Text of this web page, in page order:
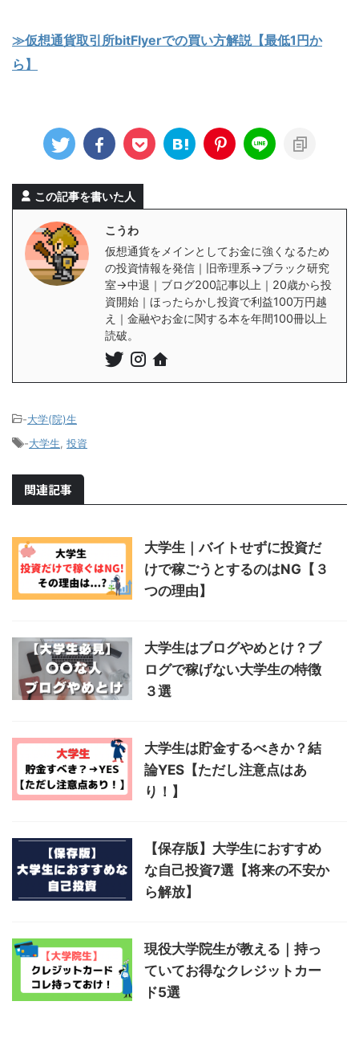
≫仮想通貨取引所bitFlyerでの買い方解説【最低1円か
ら】
この記事を書いた人
こうわ
仮想通貨をメインとしてお金に強くなるため
の投資情報を発信｜旧帝理系→ブラック研究
室→中退｜ブログ200記事以上｜20歳から投
資開始｜ほったらかし投資で利益100万円越
え｜金融やお金に関する本を年間100冊以上
読破。
-大学(院)生
-大学生 投資
関連記事
大学生｜バイトせずに投資だ
けで稼ごうとするのはNG【３
つの理由】
大学生はブログやめとけ？ブ
ログで稼げない大学生の特徴
３選
大学生は貯金するべきか？結
論YES【ただし注意点はあ
り！】
【保存版】大学生におすすめ
な自己投資7選【将来の不安か
ら解放】
現役大学院生が教える｜持っ
ていてお得なクレジットカー
ド5選